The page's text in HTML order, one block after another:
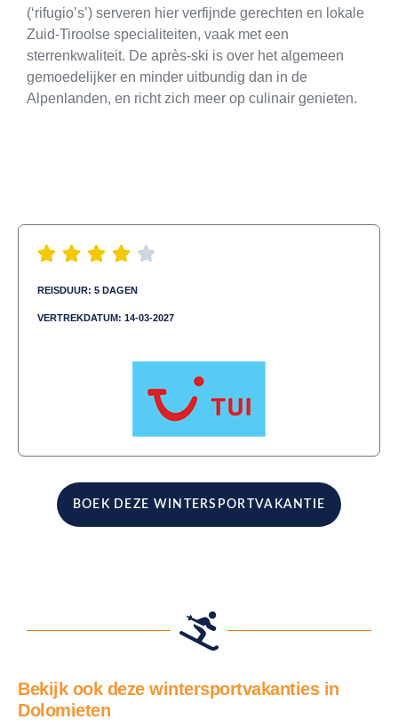
(‘rifugio’s’) serveren hier verfijnde gerechten en lokale
Zuid-Tiroolse specialiteiten, vaak met een
sterrenkwaliteit. De après-ski is over het algemeen
gemoedelijker en minder uitbundig dan in de
Alpenlanden, en richt zich meer op culinair genieten.
REISDUUR: 5 DAGEN
VERTREKDATUM: 14-03-2027
BOEK DEZE WINTERSPORTVAKANTIE
Bekijk ook deze wintersportvakanties in
Dolomieten